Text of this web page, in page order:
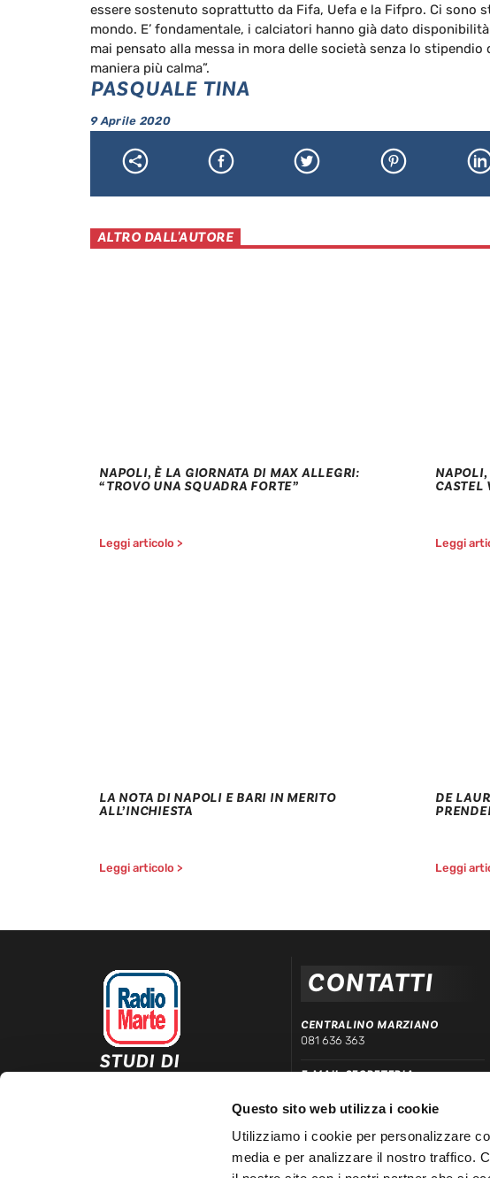
Questo sito web utilizza i cookie
Utilizziamo i cookie per personalizzare
media e per analizzare il nostro traffico.
essere sostenuto soprattutto da Fifa, Uefa e la Fifpro. Ci sono
mondo. E’ fondamentale, i calciatori hanno già dato
mai pensato alla messa in mora delle società senza lo
maniera più calma”.
PASQUALE TINA
9 Aprile 2020
ALTRO DALL'AUTORE
NAPOLI, È LA GIORNATA DI MAX ALLEGRI:
“TROVO UNA SQUADRA FORTE”
Leggi articolo >
NAPOLI,
CASTEL
Leggi
LA NOTA DI NAPOLI E BARI IN MERITO
ALL’INCHIESTA
Leggi articolo >
DE
Leggi
STUDI DI
Via Comunale Tavernola, 166/b
CONTATTI
CENTRALINO MARZIANO
081 636 363
E-MAIL SEGRETERIA
339 666 99 90
LINEA COMMERCIALE